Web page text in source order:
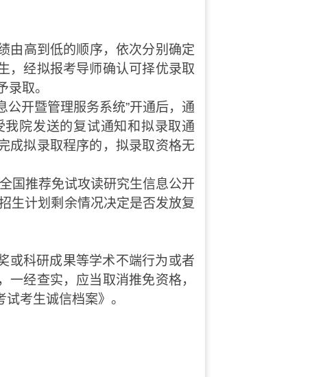
由高到低的顺序，依次分别确定
，经拟报考导师确认可择优录取
录取。
开暨管理服务系统”开通后，通
院发送的复试通知和拟录取通
成拟录取程序的，拟录取资格无
国推荐免试攻读研究生信息公开
生计划剩余情况决定是否发放复
或科研成果等学术不端行为或者
经查实，应当取消推免资格，
考生诚信档案》。